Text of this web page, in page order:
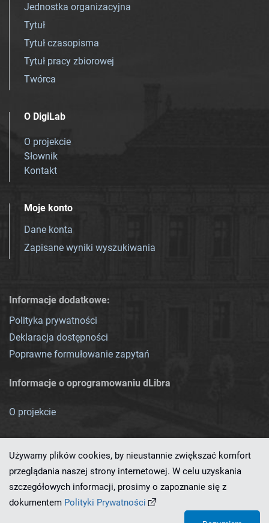
Jednostka organizacyjna
Tytuł
Tytuł czasopisma
Tytuł pracy zbiorowej
Twórca
O DigiLab
O projekcie
Słownik
Kontakt
Moje konto
Dane konta
Zapisane wyniki wyszukiwania
Informacje dodatkowe:
Polityka prywatności
Deklaracja dostępności
Poprawne formułowanie zapytań
Informacje o oprogramowaniu dLibra
O projekcie
Ten serwis działa dzięki oprogramowaniu
Używamy plików cookies, by nieustannie zwiększać komfort
przeglądania naszej strony internetowej. W celu uzyskania
szczegółowych informacji, prosimy o zapoznanie się z
dokumentem Polityki Prywatności